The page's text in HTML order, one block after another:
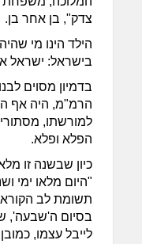
צדק", בן אחר בן.
הילד הינו מי
בישראל: ישראל
בדמיון מסוים
הרמ"מ, היה אף
למורשתו, מסתורי
הפלא ופלא.
כיון שבשנה זו
"היום מלאו ימי
תשומת לב
בסיום ה'שבעה',
לייבל עצמו,